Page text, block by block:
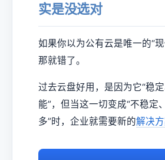
实是没选对
如果你以为公有云是唯一的“现
那就错了。
过去云盘好用，是因为它“稳
能”，但当这一切变成“不稳定
多”时，企业就需要新的解决